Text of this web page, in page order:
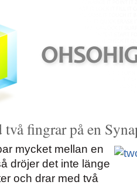
fingrar på en
mycket mellan en
dröjer det inte länge
och drar med två